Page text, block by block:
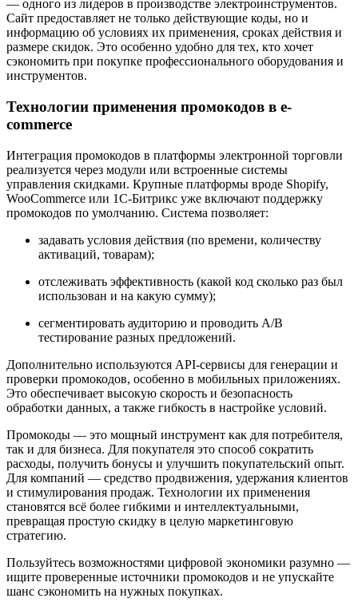
— одного из лидеров в производстве электроинструментов.
Сайт предоставляет не только действующие коды, но и
информацию об условиях их применения, сроках действия и
размере скидок. Это особенно удобно для тех, кто хочет
сэкономить при покупке профессионального оборудования и
инструментов.
Технологии применения промокодов в e-
commerce
Интеграция промокодов в платформы электронной торговли
реализуется через модули или встроенные системы
управления скидками. Крупные платформы вроде Shopify,
WooCommerce или 1С-Битрикс уже включают поддержку
промокодов по умолчанию. Система позволяет:
задавать условия действия (по времени, количеству
активаций, товарам);
отслеживать эффективность (какой код сколько раз был
использован и на какую сумму);
сегментировать аудиторию и проводить A/B
тестирование разных предложений.
Дополнительно используются API-сервисы для генерации и
проверки промокодов, особенно в мобильных приложениях.
Это обеспечивает высокую скорость и безопасность
обработки данных, а также гибкость в настройке условий.
Промокоды — это мощный инструмент как для потребителя,
так и для бизнеса. Для покупателя это способ сократить
расходы, получить бонусы и улучшить покупательский опыт.
Для компаний — средство продвижения, удержания клиентов
и стимулирования продаж. Технологии их применения
становятся всё более гибкими и интеллектуальными,
превращая простую скидку в целую маркетинговую
стратегию.
Пользуйтесь возможностями цифровой экономики разумно —
ищите проверенные источники промокодов и не упускайте
шанс сэкономить на нужных покупках.